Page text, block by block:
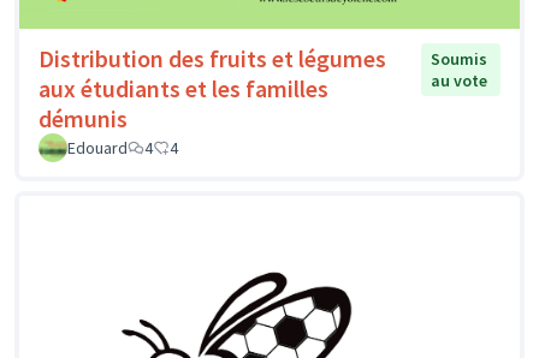
Distribution des fruits et légumes
aux étudiants et les familles
démunis
Soumis
au vote
Edouard 4 4